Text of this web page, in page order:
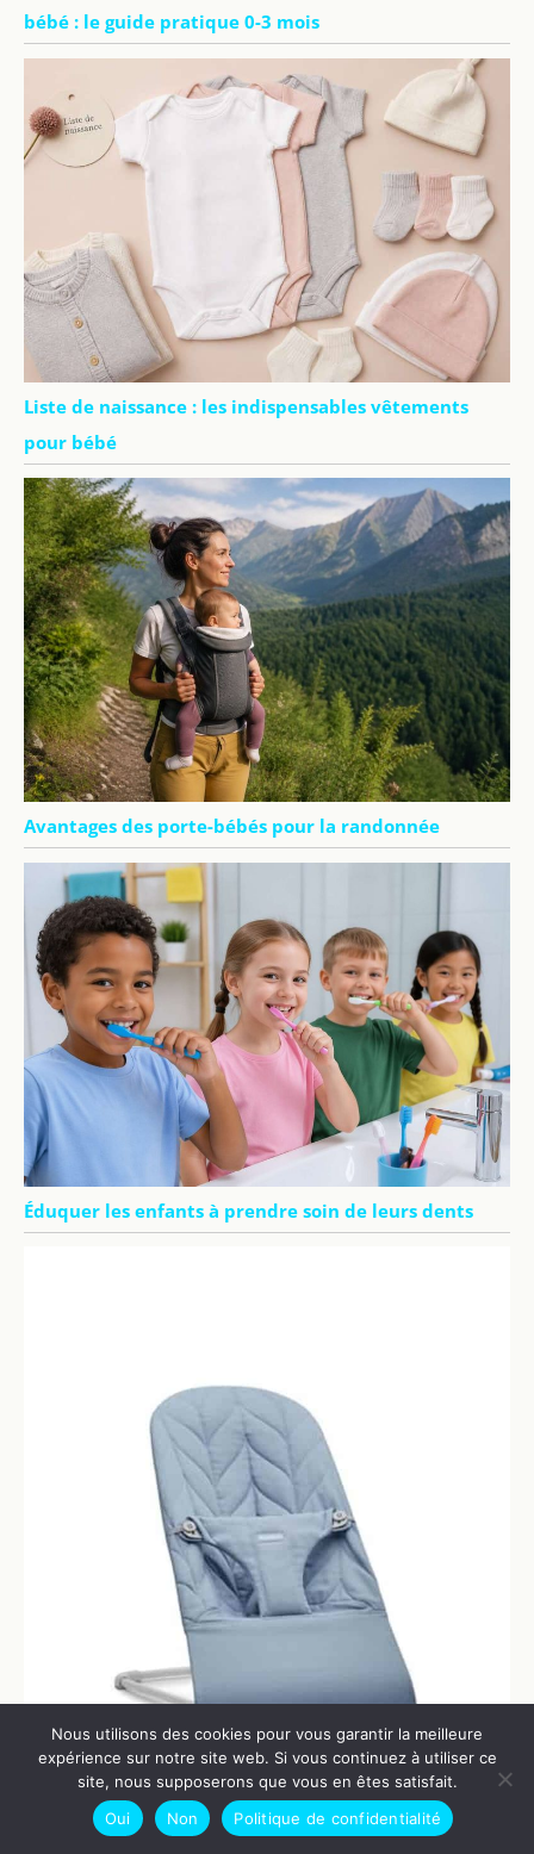
bébé : le guide pratique 0-3 mois
Liste de naissance : les indispensables vêtements
pour bébé
Avantages des porte-bébés pour la randonnée
Éduquer les enfants à prendre soin de leurs dents
Nous utilisons des cookies pour vous garantir la meilleure
expérience sur notre site web. Si vous continuez à utiliser ce
site, nous supposerons que vous en êtes satisfait.
Oui
Non Politique de confidentialité